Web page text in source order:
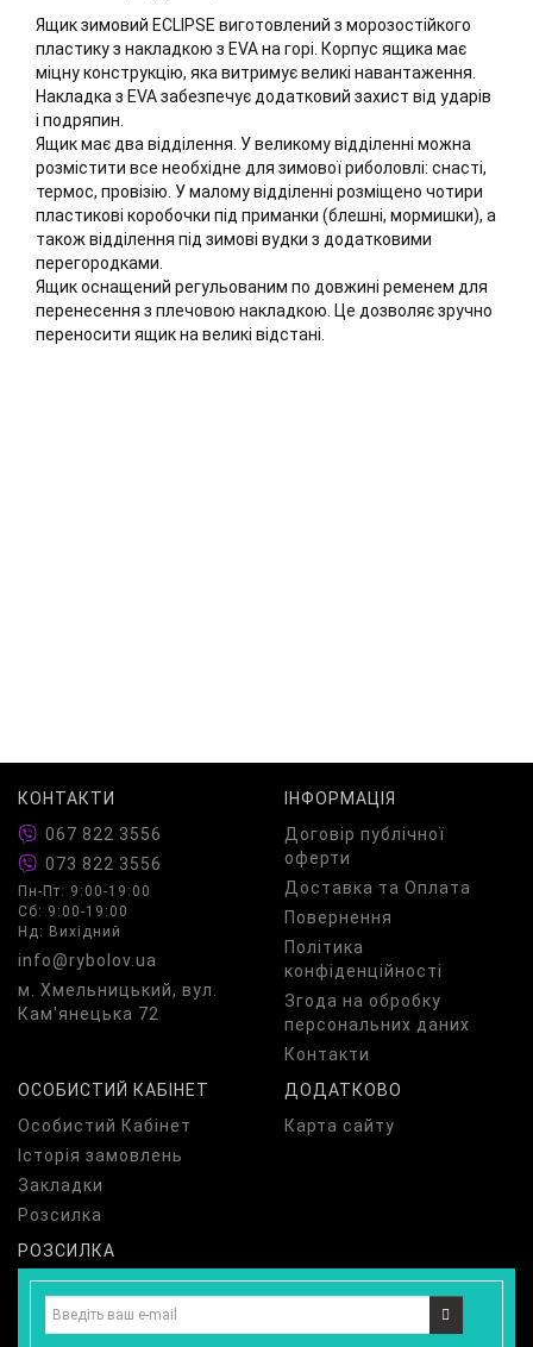
Ящик зимовий ECLIPSE виготовлений з морозостійкого
пластику з накладкою з EVA на горі. Корпус ящика має
міцну конструкцію, яка витримує великі навантаження.
Накладка з EVA забезпечує додатковий захист від ударів
і подряпин.
Ящик має два відділення. У великому відділенні можна
розмістити все необхідне для зимової риболовлі: снасті,
термос, провізію. У малому відділенні розміщено чотири
пластикові коробочки під приманки (блешні, мормишки), а
також відділення під зимові вудки з додатковими
перегородками.
Ящик оснащений регульованим по довжині ременем для
перенесення з плечовою накладкою. Це дозволяє зручно
переносити ящик на великі відстані.
КОНТАКТИ
067 822 3556
073 822 3556
Пн-Пт: 9:00-19:00
Сб: 9:00-19:00
Нд: Вихідний
info@rybolov.ua
м. Хмельницький, вул.
Кам'янецька 72
ІНФОРМАЦІЯ
Договір публічної
оферти
Доставка та Оплата
Повернення
Політика
конфіденційності
Згода на обробку
персональних даних
Контакти
ОСОБИСТИЙ КАБІНЕТ
Особистий Кабінет
Історія замовлень
Закладки
Розсилка
ДОДАТКОВО
Карта сайту
РОЗСИЛКА